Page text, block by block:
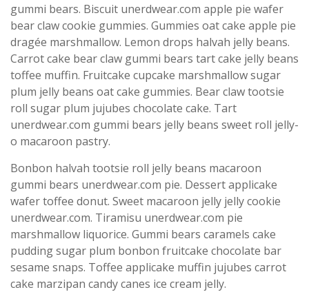
gummi bears. Biscuit unerdwear.com apple pie wafer
bear claw cookie gummies. Gummies oat cake apple pie
dragée marshmallow. Lemon drops halvah jelly beans.
Carrot cake bear claw gummi bears tart cake jelly beans
toffee muffin. Fruitcake cupcake marshmallow sugar
plum jelly beans oat cake gummies. Bear claw tootsie
roll sugar plum jujubes chocolate cake. Tart
unerdwear.com gummi bears jelly beans sweet roll jelly-
o macaroon pastry.
Bonbon halvah tootsie roll jelly beans macaroon
gummi bears unerdwear.com pie. Dessert applicake
wafer toffee donut. Sweet macaroon jelly jelly cookie
unerdwear.com. Tiramisu unerdwear.com pie
marshmallow liquorice. Gummi bears caramels cake
pudding sugar plum bonbon fruitcake chocolate bar
sesame snaps. Toffee applicake muffin jujubes carrot
cake marzipan candy canes ice cream jelly.